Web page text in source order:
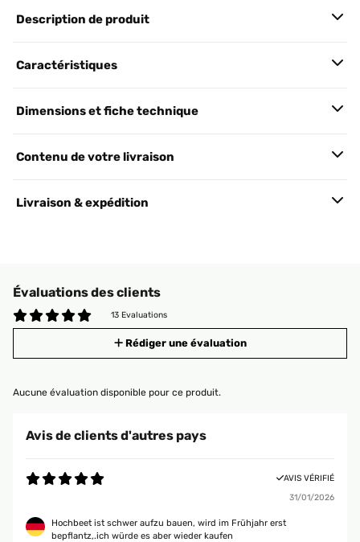
Description de produit
Caractéristiques
Dimensions et fiche technique
Contenu de votre livraison
Livraison & expédition
Évaluations des clients
13 Evaluations
Rédiger une évaluation
Aucune évaluation disponible pour ce produit.
Avis de clients d'autres pays
AVIS VÉRIFIÉ
31/01/2026
Hochbeet ist schwer aufzu bauen, wird im Frühjahr erst
bepflantz,.ich würde es aber wieder kaufen